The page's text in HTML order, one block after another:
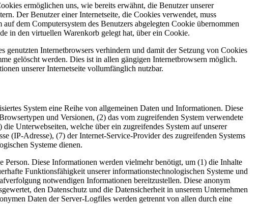
ermöglichen uns, wie bereits erwähnt, die Benutzer unserer
Der Benutzer einer Internetseite, die Cookies verwendet, muss
dem Computersystem des Benutzers abgelegten Cookie übernommen
in den virtuellen Warenkorb gelegt hat, über ein Cookie.
genutzten Internetbrowsers verhindern und damit der Setzung von Cookies
gelöscht werden. Dies ist in allen gängigen Internetbrowsern möglich.
unserer Internetseite vollumfänglich nutzbar.
System eine Reihe von allgemeinen Daten und Informationen. Diese
und Versionen, (2) das vom zugreifenden System verwendete
Unterwebseiten, welche über ein zugreifendes System auf unserer
(IP-Adresse), (7) der Internet-Service-Provider des zugreifenden Systems
Systeme dienen.
Diese Informationen werden vielmehr benötigt, um (1) die Inhalte
Funktionsfähigkeit unserer informationstechnologischen Systeme und
notwendigen Informationen bereitzustellen. Diese anonym
den Datenschutz und die Datensicherheit in unserem Unternehmen
Daten der Server-Logfiles werden getrennt von allen durch eine